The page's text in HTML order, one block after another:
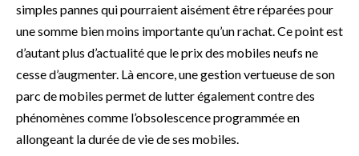
simples pannes qui pourraient aisément être réparées pour
une somme bien moins importante qu’un rachat. Ce point est
d’autant plus d’actualité que le prix des mobiles neufs ne
cesse d’augmenter. Là encore, une gestion vertueuse de son
parc de mobiles permet de lutter également contre des
phénomènes comme l’obsolescence programmée en
allongeant la durée de vie de ses mobiles.